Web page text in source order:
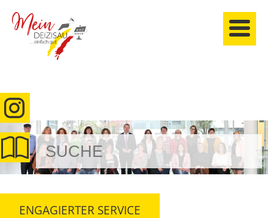
anmelden
ENGAGIERTER SERVICE